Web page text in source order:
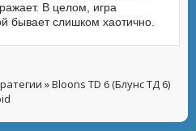
В целом, игра
бывает слишком хаотично.
» Bloons TD 6 (Блунс ТД 6)